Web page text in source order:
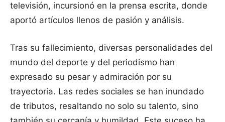
televisión, incursionó en la prensa escrita, donde
aportó artículos llenos de pasión y análisis.
Tras su fallecimiento, diversas personalidades del
mundo del deporte y del periodismo han
expresado su pesar y admiración por su
trayectoria. Las redes sociales se han inundado
de tributos, resaltando no solo su talento, sino